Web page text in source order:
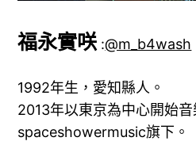
福永實咲 :@m_b4wash
1992年生，愛知縣人。
2013年以東京為中心開始
spaceshowermusic旗下。